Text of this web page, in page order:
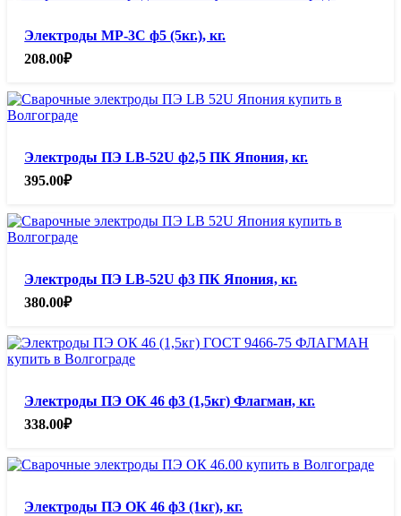
Электроды МР-3С ф5 (5кг.), кг.
208.00₽
Электроды ПЭ LB-52U ф2,5 ПК Япония, кг.
395.00₽
Электроды ПЭ LB-52U ф3 ПК Япония, кг.
380.00₽
Электроды ПЭ ОК 46 ф3 (1,5кг) Флагман, кг.
338.00₽
Электроды ПЭ ОК 46 ф3 (1кг), кг.